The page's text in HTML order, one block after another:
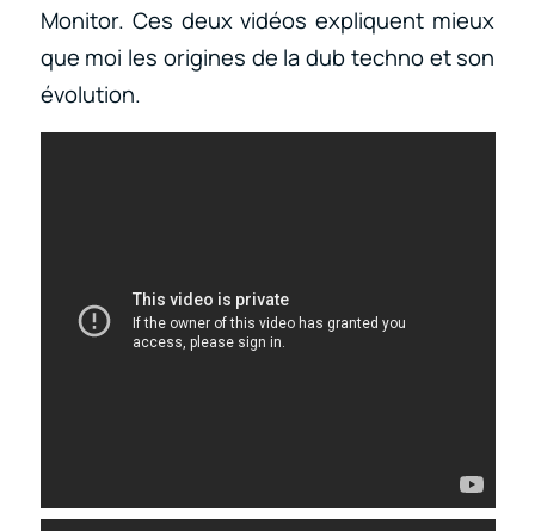
Monitor. Ces deux vidéos expliquent mieux
que moi les origines de la dub techno et son
évolution.